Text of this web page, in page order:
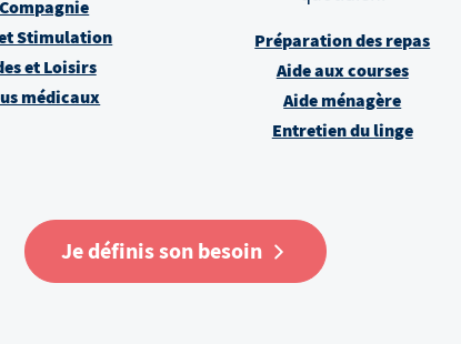
Stimulation
et Loisirs
médicaux
Préparation des repas
Aide aux courses
Aide ménagère
Entretien du linge
Je définis son besoin